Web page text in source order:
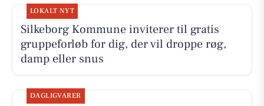
LOKALT NYT
Silkeborg Kommune inviterer til gratis
gruppeforløb for dig, der vil droppe røg,
damp eller snus
DAGLIGVARER